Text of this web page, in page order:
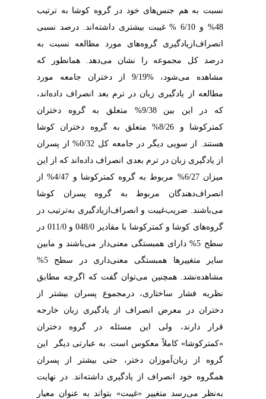
نسبت به هم جنس‌های خود در گروه کوشا به ترتیب
48% و 6/10 % غیبت بیشتری داشته‌اند. درصد نسبی
انصراف‌از‌یادگیری گروه‌های مورد مطالعه نسبت به
درصد کل مجموعه را نشان می‌دهد. همانطور که
مشاهده می‌شود، %9/19 از دختران جامعه مورد
مطالعه از یادگیری زبان در ترم بعد انصراف داده‌اند،
که در این بین 9/38% متعلق به گروه دختران
کمترکوشا و 8/26% متعلق به گروه دختران کوشا
هستند. از سویی دیگر در جامعه کل 0/32% از پسران
از یادگیری زبان در ترم بعدی انصراف داده‌اند که از این
میزان 6/27% مربوط به گروه کمتر‌کوشا و 4/47% از
انصراف‌دهندگان مربوط به گروه پسران کوشا
می‌باشند. ضریب‌غیبت و انصراف‌از‌یادگیری به‌ترتیب در
گروه‌های کوشا و کمتر‌کوشا با مقادیر 048/0 و 011/0 در
سطح 5% دارای همبستگی معنی‌دار می‌باشند و مابین
سایر متغییرها همبستگی معنی‌داری در سطح 5%
مشاهده‌نشد. همچنین می‌توان گفت که اگر‌چه مطابق
نظریه فشار ساختاری، درمجموع پسران بیشتر از
دختران در معرض انصراف از یادگیری زبان خارجه
قرار دارند، ولی این مسئله در گروه دختران
«کمتر‌کوشا» کاملاً معکوس است. به عبارتی دیگر این
گروه از زبان‌آموزان دختر، حتی بیشتر از پسران
همگروه خود انصراف از یادگیری داشته‌اند. در نهایت
به‌نظر می‌رسد متغییر «غیبت» بتواند به عنوان معیار